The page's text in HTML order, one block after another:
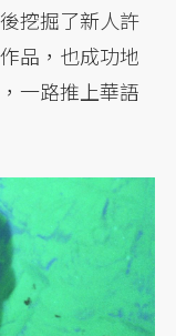
挖掘了新人許
品，也成功地
一路推上華語